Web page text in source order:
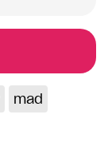
mad